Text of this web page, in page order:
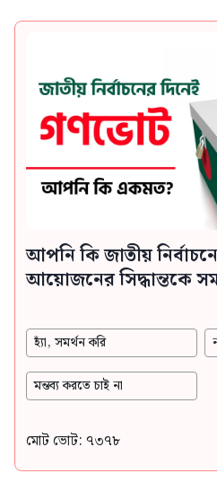
আপনি কি জাতীয়
আয়োজনের সিদ্ধান্তকে
হ্যাঁ, সমর্থন করি
মন্তব্য করতে চাই না
মোট ভোট: ৭৩৭৮